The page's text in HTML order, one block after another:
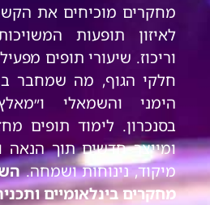
מחקרים מוכיחים את
לאיזון תופעות
וריכוז. שיעורי תופים
חלקי הגוף, מה שמחבר
הימני והשמאלי
בסנכרון. לימוד תופים
ומייצר חדשים תוך הנאה
מיקוד, נינוחות ושמחה.
מחקרים בינלאומיים